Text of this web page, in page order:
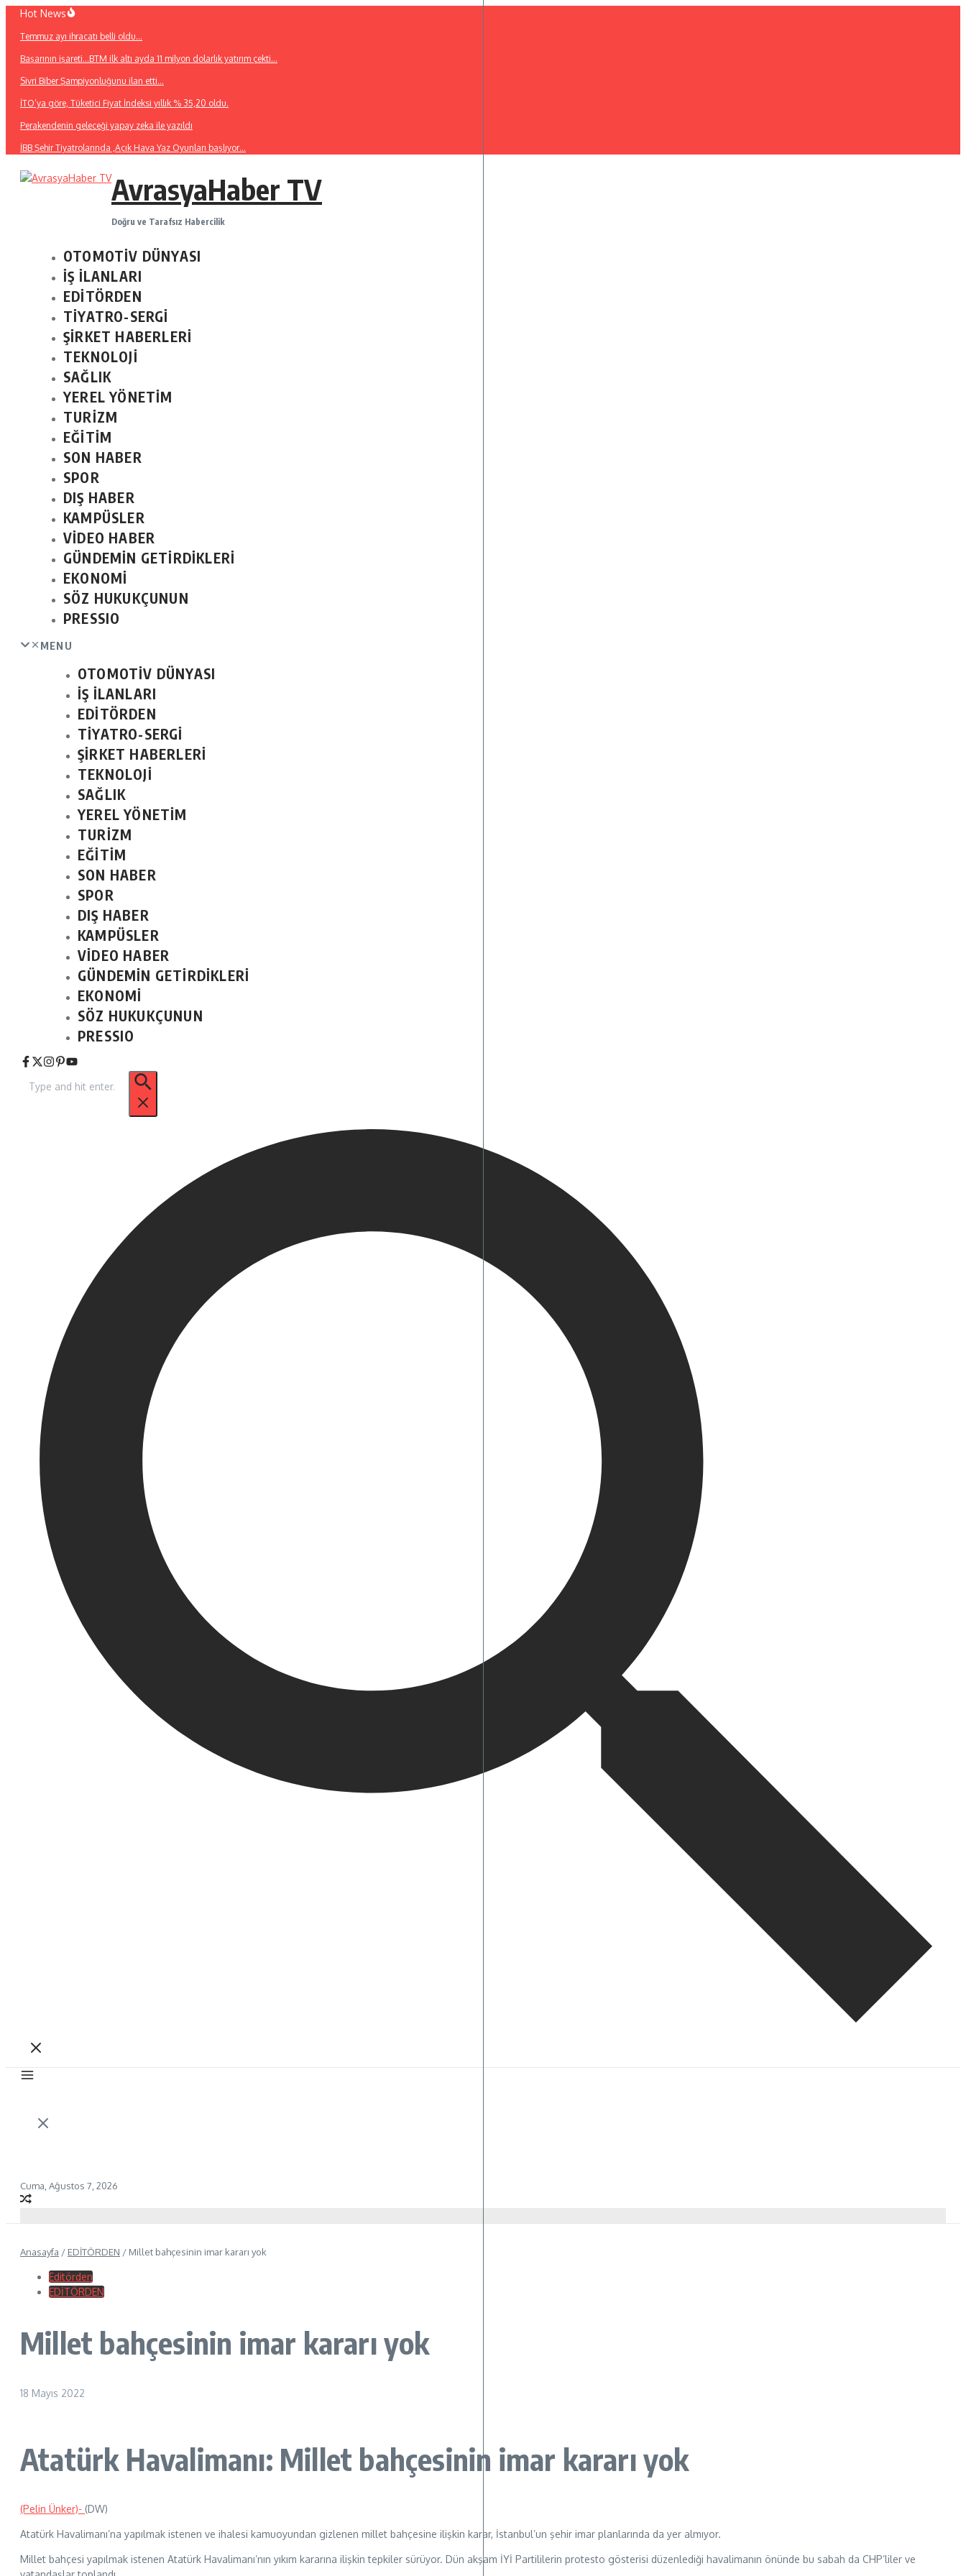
İçeriğe
Hot News
Temmuz ayı ihracatı belli oldu…
Başarının işareti…BTM ilk altı ayda 11 milyon dolarlık yatırım çekti…
Sivri Biber Şampiyonluğunu ilan etti…
İTO’ya göre, Tüketici Fiyat İndeksi yıllık % 35,20 oldu.
Perakendenin geleceği yapay zeka ile yazıldı
İBB Şehir Tiyatrolarında ,Açık Hava Yaz Oyunları başlıyor…
AvrasyaHaber TV
Doğru ve Tarafsız Habercilik
OTOMOTİV DÜNYASI
İŞ İLANLARI
EDİTÖRDEN
TİYATRO-SERGİ
ŞİRKET HABERLERİ
TEKNOLOJİ
SAĞLIK
YEREL YÖNETİM
TURİZM
EĞİTİM
SON HABER
SPOR
DIŞ HABER
KAMPÜSLER
VİDEO HABER
GÜNDEMİN GETİRDİKLERİ
EKONOMİ
SÖZ HUKUKÇUNUN
PRESSIO
MENU
OTOMOTİV DÜNYASI
İŞ İLANLARI
EDİTÖRDEN
TİYATRO-SERGİ
ŞİRKET HABERLERİ
TEKNOLOJİ
SAĞLIK
YEREL YÖNETİM
TURİZM
EĞİTİM
SON HABER
SPOR
DIŞ HABER
KAMPÜSLER
VİDEO HABER
GÜNDEMİN GETİRDİKLERİ
EKONOMİ
SÖZ HUKUKÇUNUN
PRESSIO
Cuma, Ağustos 7, 2026
Anasayfa / EDİTÖRDEN / Millet bahçesinin imar kararı yok
Editörden
EDİTÖRDEN
Millet bahçesinin imar kararı yok
18 Mayıs 2022
Atatürk Havalimanı: Millet bahçesinin imar kararı yok
(Pelin Ünker)- (DW)
Atatürk Havalimanı’na yapılmak istenen ve ihalesi kamuoyundan gizlenen millet bahçesine ilişkin karar, İstanbul’un şehir imar planlarında da yer almıyor.
Millet bahçesi yapılmak istenen Atatürk Havalimanı’nın yıkım kararına ilişkin tepkiler sürüyor. Dün akşam İYİ Partililerin protesto gösterisi düzenlediği havalimanın önünde bu sabah da CHP’liler ve